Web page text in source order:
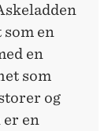
en
en
som
og
en